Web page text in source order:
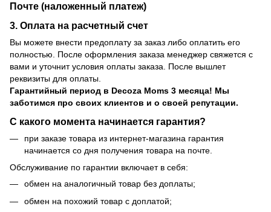
Почте (наложенный платеж)
3. Оплата на расчетный счет
Вы можете внести предоплату за заказ либо оплатить его
полностью. После оформления заказа менеджер свяжется с
вами и уточнит условия оплаты заказа. После вышлет
реквизиты для оплаты.
Гарантийный период в Decoza Moms 3 месяца! Мы
заботимся про своих клиентов и о своей репутации.
С какого момента начинается гарантия?
при заказе товара из интернет-магазина гарантия
начинается со дня получения товара на почте.
Обслуживание по гарантии включает в себя:
обмен на аналогичный товар без доплаты;
обмен на похожий товар с доплатой;